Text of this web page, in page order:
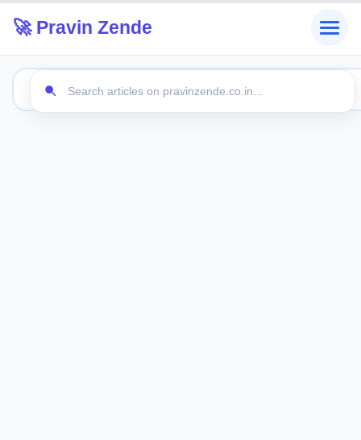
🚀 Pravin Zende